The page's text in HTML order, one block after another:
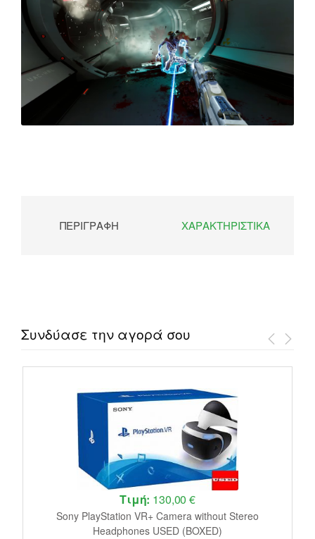
ΠΕΡΙΓΡΑΦΉ ΧΑΡΑΚΤΗΡΙΣΤΙΚΆ
Συνδύασε την αγορά σου
Τιμή: 130,00 €
Sony PlayStation VR+ Camera without Stereo
Headphones USED (BOXED)